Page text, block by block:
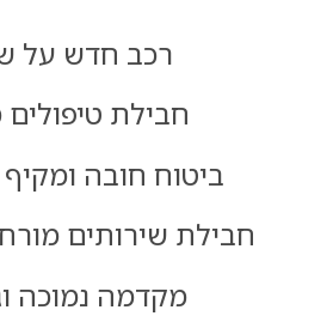
רכב חדש על
חבילת
ביטוח חובה ומקיף ל-3
חבילת שירותים
מקדמה נמוכה